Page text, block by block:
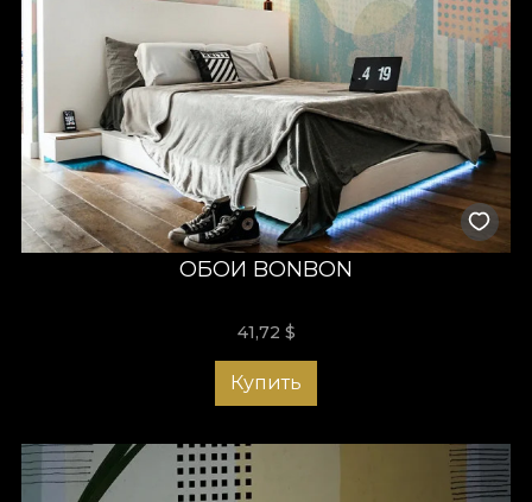
ОБОИ BONBON
41,72 $
Купить